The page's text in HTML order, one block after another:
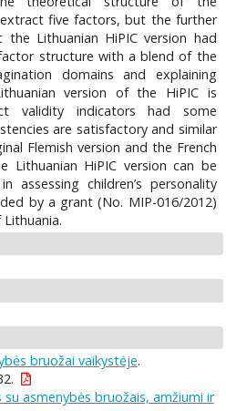
five factors, but the further
Lithuanian HiPIC version had
structure with a blend of the
domains and explaining
version of the HiPIC is
validity indicators had some
are satisfactory and similar
Flemish version and the French
Lithuanian HiPIC version can be
assessing children’s personality
by a grant (No. MIP-016/2012)
bruožai vaikystėje.
asmenybės bruožais, amžiumi ir